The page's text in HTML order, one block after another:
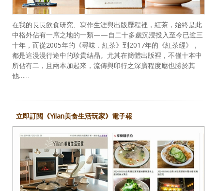
在我的長長飲食研究、寫作生涯與出版歷程裡，紅茶，始終是此
中格外佔有一席之地的一類——自二十多歲沉浸投入至今已逾三
十年，而從2005年的《尋味．紅茶》到2017年的《紅茶經》，
都是這漫漫行途中的珍貴結晶。尤其在簡體出版裡，不僅十本中
所佔有二，且兩本加起來，流傳與印行之深廣程度應也勝於其
他……
立即訂閱《Yilan美食生活玩家》電子報